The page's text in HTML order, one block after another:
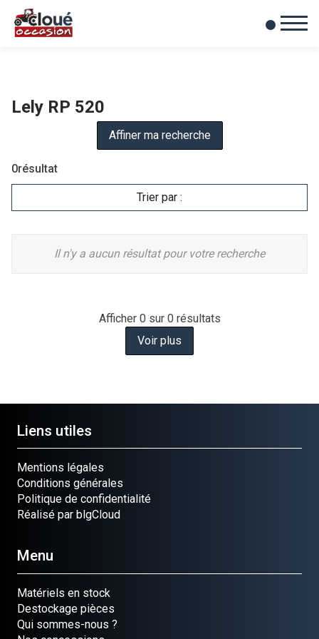
Mes favoris
0
Lely RP 520
0résultat
Trier par :
Affiner ma recherche
Il n'y a aucun résultat pour votre recherche
Afficher 0 sur 0 résultats
Voir plus
Liens utiles
Mentions légales
Conditions générales
Politique de confidentialité
Réalisé par blgCloud
Menu
Matériels en stock
Destockage pièces
Qui sommes-nous ?